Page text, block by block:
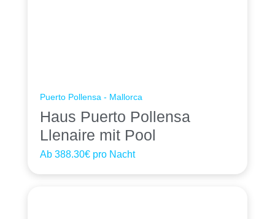
Puerto Pollensa - Mallorca
Haus Puerto Pollensa
Llenaire mit Pool
Ab 388.30€ pro Nacht